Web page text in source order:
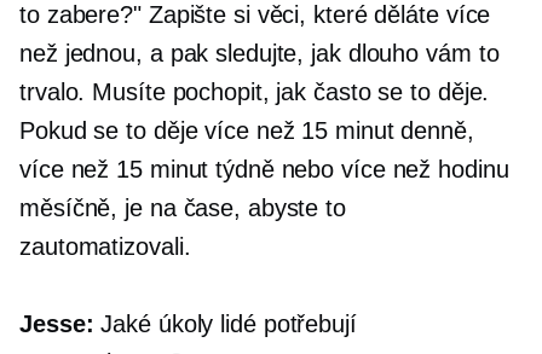
to zabere?" Zapište si věci, které děláte více
než jednou, a pak sledujte, jak dlouho vám to
trvalo. Musíte pochopit, jak často se to děje.
Pokud se to děje více než 15 minut denně,
více než 15 minut týdně nebo více než hodinu
měsíčně, je na čase, abyste to
zautomatizovali.
Jesse: Jaké úkoly lidé potřebují